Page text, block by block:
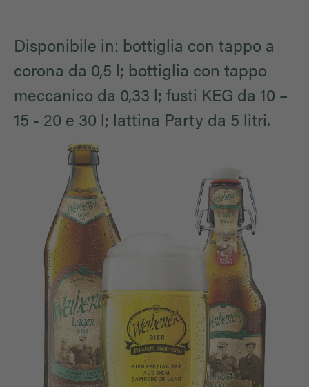
Disponibile in: bottiglia con tappo a
corona da 0,5 l; bottiglia con tappo
meccanico da 0,33 l; fusti KEG da 10 –
15 - 20 e 30 l; lattina Party da 5 litri.